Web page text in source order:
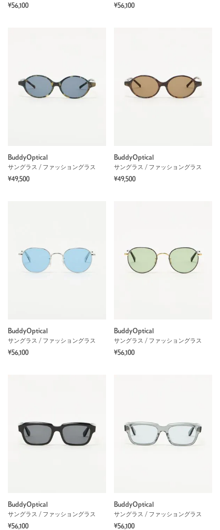
¥56,100
¥56,100
BuddyOptical
サングラス / ファッショングラス
¥49,500
BuddyOptical
サングラス / ファッショングラス
¥49,500
BuddyOptical
サングラス / ファッショングラス
¥56,100
BuddyOptical
サングラス / ファッショングラス
¥56,100
BuddyOptical
サングラス / ファッショングラス
¥56,100
BuddyOptical
サングラス / ファッショングラス
¥56,100